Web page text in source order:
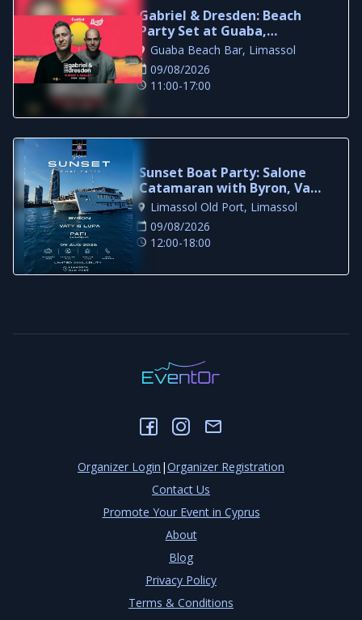
Gabriel & Dresden: Beach
Party Set at Guaba,
Limassol
Guaba Beach Bar, Limassol
09/08/2026
11:00-17:00
Sunset Boat Party: Salone
Catamaran with Byron, Vaty
& Lupa in Limassol
Limassol Old Port, Limassol
09/08/2026
12:00-18:00
Organizer Login |Organizer Registration
Contact Us
Promote Your Event in Cyprus
About
Blog
Privacy Policy
Terms & Conditions